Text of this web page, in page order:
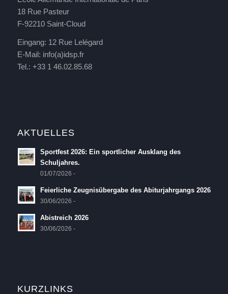
18 Rue Pasteur
F-92210 Saint-Cloud
Eingang: 12 Rue Lelégard
E-Mail: info(a)idsp.fr
Tel.: +33 1 46.02.85.68
AKTUELLES
Sportfest 2026: Ein sportlicher Ausklang des
Schuljahres.
01/07/2026 -
Feierliche Zeugnisübergabe des Abiturjahrgangs 2026
30/06/2026 -
Abistreich 2026
30/06/2026 -
KURZLINKS